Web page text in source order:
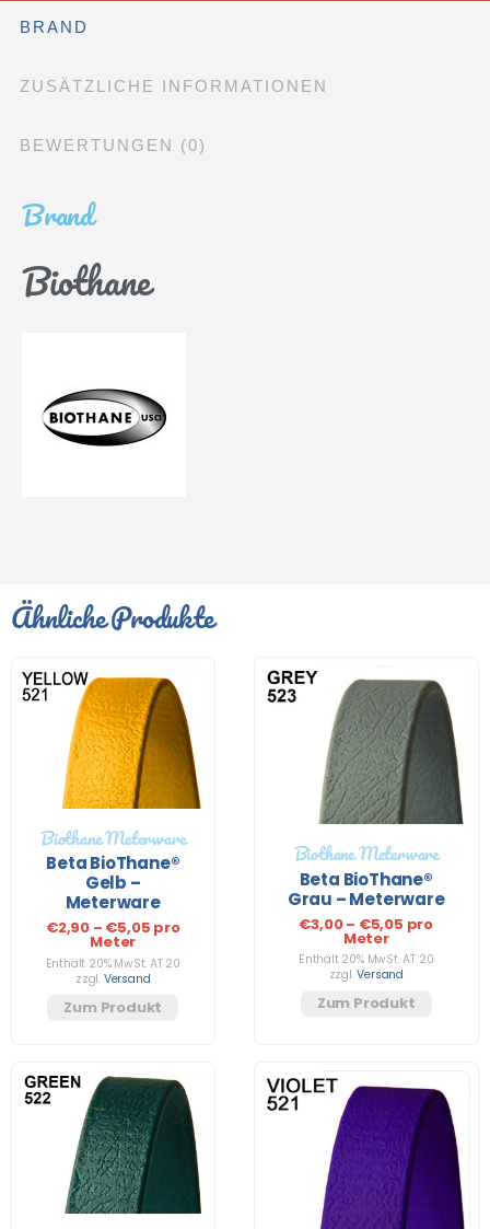
BRAND
ZUSÄTZLICHE INFORMATIONEN
BEWERTUNGEN (0)
Brand
Biothane
Ähnliche Produkte
Biothane Meterware
Beta BioThane®
Gelb –
Meterware
€2,90– €5,05 pro
Meter
Enthält 20% MwSt. AT 20
zzgl. Versand
Zum Produkt
Biothane Meterware
Beta BioThane®
Grau – Meterware
€3,00– €5,05 pro
Meter
Enthält 20% MwSt. AT 20
zzgl.Versand
Zum Produkt